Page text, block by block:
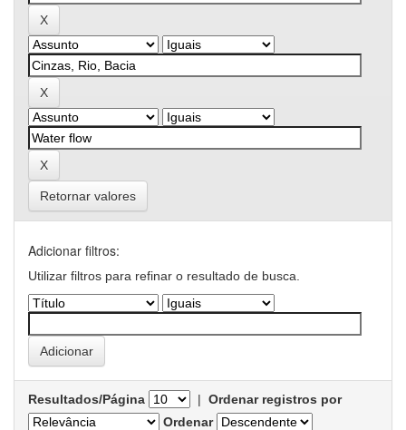
Retornar valores
Adicionar filtros:
Utilizar filtros para refinar o resultado de busca.
Resultados/Página | Ordenar registros por
Ordenar